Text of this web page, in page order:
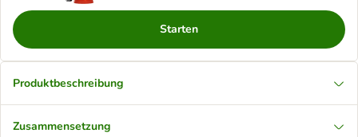
Starten
Produktbeschreibung
Zusammensetzung